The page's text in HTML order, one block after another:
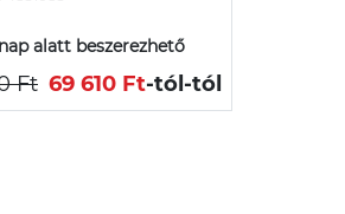
alatt beszerezhető
Ft 69 610 Ft-tól-tól